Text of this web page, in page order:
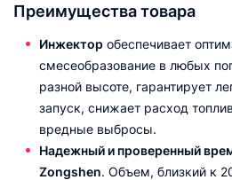
Преимущества товара
Инжектор обеспечивает
смесеобразование в любых
разной высоте, гарантирует
запуск, снижает расход
вредные выбросы.
Надежный и проверенный
Zongshen. Объем, близкий к